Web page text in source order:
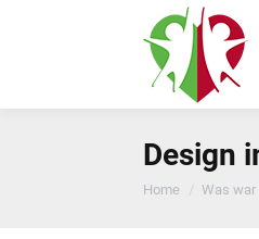
Design
You are here:
Home Was war